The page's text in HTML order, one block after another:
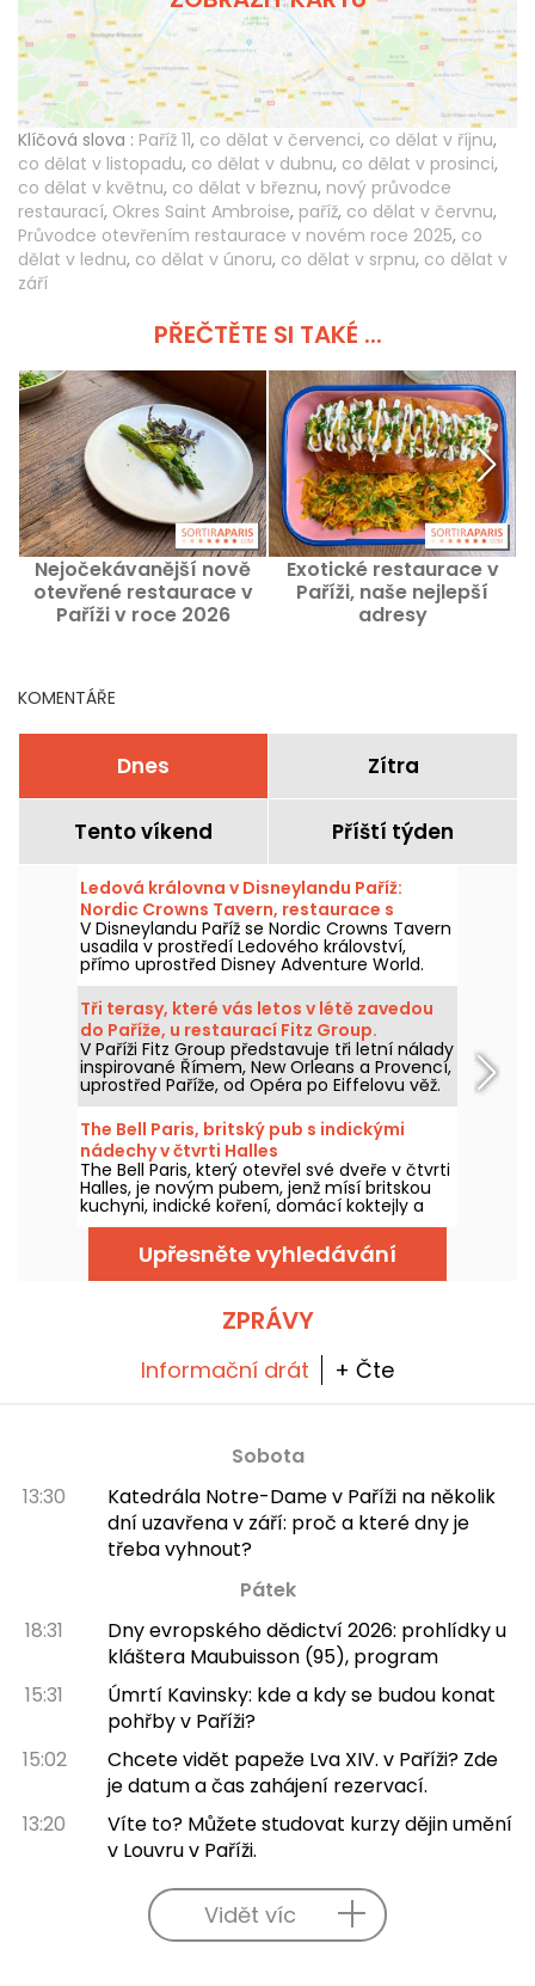
Klíčová slova : Paříž 11, co dělat v červenci, co dělat v říjnu,
co dělat v listopadu, co dělat v dubnu, co dělat v prosinci,
co dělat v květnu, co dělat v březnu, nový průvodce
restaurací, Okres Saint Ambroise, paříž, co dělat v červnu,
Průvodce otevřením restaurace v novém roce 2025, co
dělat v lednu, co dělat v únoru, co dělat v srpnu, co dělat v
září
PŘEČTĚTE SI TAKÉ ...
Nejočekávanější nově
otevřené restaurace v
Paříži v roce 2026
Exotické restaurace v
Paříži, naše nejlepší
adresy
KOMENTÁŘE
Dnes Zítra
Tento víkend Příští týden
Ledová královna v Disneylandu Paříž:
Nordic Crowns Tavern, restaurace s
autentickými severskými specialitami
V Disneylandu Paříž se Nordic Crowns Tavern
usadila v prostředí Ledového království,
přímo uprostřed Disney Adventure World.
Tento nový restaurant, laděný do
skandinávského stylu, nabízí návštěvníkům
pokračování zážitku z Arendelle
prostřednictvím atmosféry, dekorací a
speciální nabídky jídel připravené právě pro
tuto část parku. Vyzkoušeli jsme a máme
vám co povědět!
Tři terasy, které vás letos v létě zavedou
do Paříže, u restaurací Fitz Group.
V Paříži Fitz Group představuje tři letní nálady
inspirované Římem, New Orleans a Provencí,
uprostřed Paříže, od Opéra po Eiffelovu věž.
Každá adresa, díky své terase, nabízí zcela
samostatnou zastávku, aniž byste museli
opustit hlavní město.
The Bell Paris, britský pub s indickými
nádechy v čtvrti Halles
The Bell Paris, který otevřel své dveře v čtvrti
Halles, je novým pubem, jenž mísí britskou
kuchyni, indické koření, domácí koktejly a
řemeslná piva v interiéru navrženém Jimem
Hamiltonem.Upřesněte vyhledávání
ZPRÁVY
Informační drát + Čte
Sobota
13:30
Katedrála Notre-Dame v Paříži na několik
dní uzavřena v září: proč a které dny je
třeba vyhnout?
Pátek
18:31
Dny evropského dědictví 2026: prohlídky u
kláštera Maubuisson (95), program
15:31
Úmrtí Kavinsky: kde a kdy se budou konat
pohřby v Paříži?
15:02
Chcete vidět papeže Lva XIV. v Paříži? Zde
je datum a čas zahájení rezervací.
13:20
Víte to? Můžete studovat kurzy dějin umění
v Louvru v Paříži.
Vidět víc